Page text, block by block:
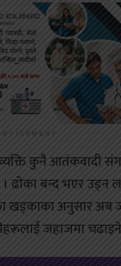
कुनै आतंकवादी
ढोका बन्द भएर
खड्काका अनुसार अब
जहाजमा